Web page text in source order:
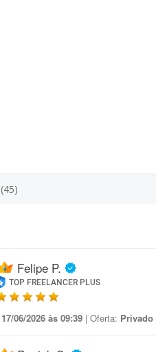
Felipe P.
TOP FREELANCER PLUS
17/06/2026 às 09:39 | Oferta: Privado